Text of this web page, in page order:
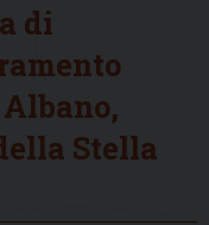
di
Stella